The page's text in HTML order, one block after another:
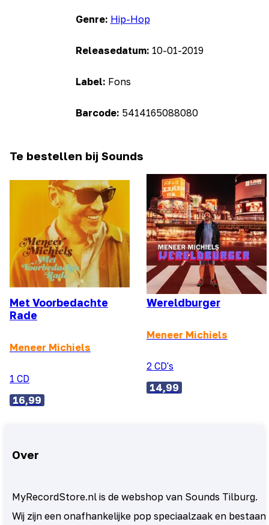
Genre: Hip-Hop
Releasedatum: 10-01-2019
Label: Fons
Barcode: 5414165088080
Te bestellen bij Sounds
Met Voorbedachte
Rade
Meneer Michiels
1 CD
16,99
Wereldburger
Meneer Michiels
2 CD's
14,99
Over
MyRecordStore.nl is de webshop van Sounds Tilburg.
Wij zijn een onafhankelijke pop speciaalzaak en bestaan